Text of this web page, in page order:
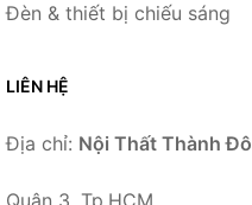
Đèn & thiết bị chiếu sáng
LIÊN HỆ
Địa chỉ: Nội Thất Thành Đô
Quận 3, Tp.HCM